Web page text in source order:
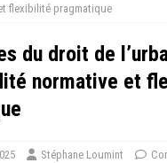
flexibilité pragmatique
du droit de
normative et
Stéphane Loumint